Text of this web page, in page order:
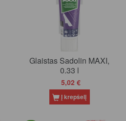
Glaistas Sadolin MAXI,
0.33 l
5,02 €
Į krepšelį